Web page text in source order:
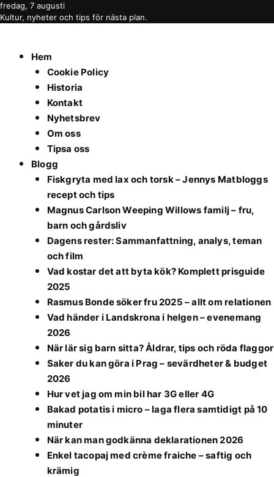
fredag, 7 augusti
Kultur, nyheter och tips för nästa plan.
Hem
Cookie Policy
Historia
Kontakt
Nyhetsbrev
Om oss
Tipsa oss
Blogg
Fiskgryta med lax och torsk – Jennys Matbloggs
recept och tips
Magnus Carlson Weeping Willows familj – fru,
barn och gårdsliv
Dagens rester: Sammanfattning, analys, teman
och film
Vad kostar det att byta kök? Komplett prisguide
2025
Rasmus Bonde söker fru 2025 – allt om relationen
Vad händer i Landskrona i helgen – evenemang
2026
När lär sig barn sitta? Åldrar, tips och röda flaggor
Saker du kan göra i Prag – sevärdheter & budget
2026
Hur vet jag om min bil har 3G eller 4G
Bakad potatis i micro – laga flera samtidigt på 10
minuter
När kan man godkänna deklarationen 2026
Enkel tacopaj med crème fraiche – saftig och
krämig